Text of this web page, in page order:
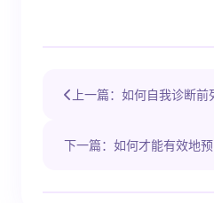
上一篇：如何自我诊断前
下一篇：如何才能有效地